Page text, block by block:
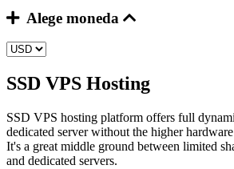
Alege moneda
SSD VPS Hosting
SSD VPS hosting platform offers full
dedicated server without the higher
It's a great middle ground between limited
and dedicated servers.